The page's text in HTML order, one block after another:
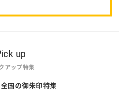
up
アップ特集
全国の御朱印特集